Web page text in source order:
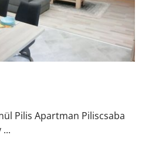
Pilis Apartman Piliscsaba